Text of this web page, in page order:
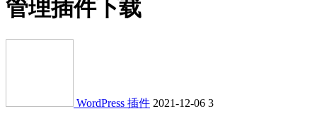
管理插件下载
WordPress 插件 2021-12-06 3